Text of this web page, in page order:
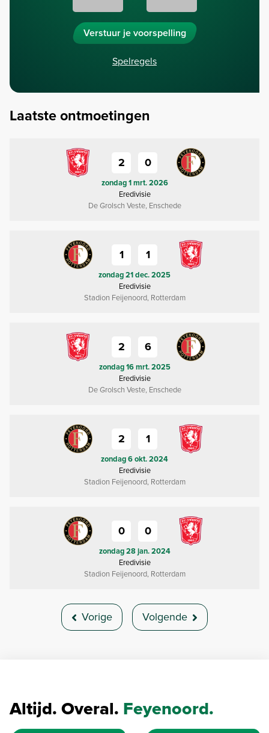
Verstuur je voorspelling
Spelregels
Laatste ontmoetingen
2 0
zondag 1 mrt. 2026
Eredivisie
De Grolsch Veste, Enschede
1 1
zondag 21 dec. 2025
Eredivisie
Stadion Feijenoord, Rotterdam
2 6
zondag 16 mrt. 2025
Eredivisie
De Grolsch Veste, Enschede
2 1
zondag 6 okt. 2024
Eredivisie
Stadion Feijenoord, Rotterdam
0 0
zondag 28 jan. 2024
Eredivisie
Stadion Feijenoord, Rotterdam
Vorige Volgende
Altijd. Overal. Feyenoord.